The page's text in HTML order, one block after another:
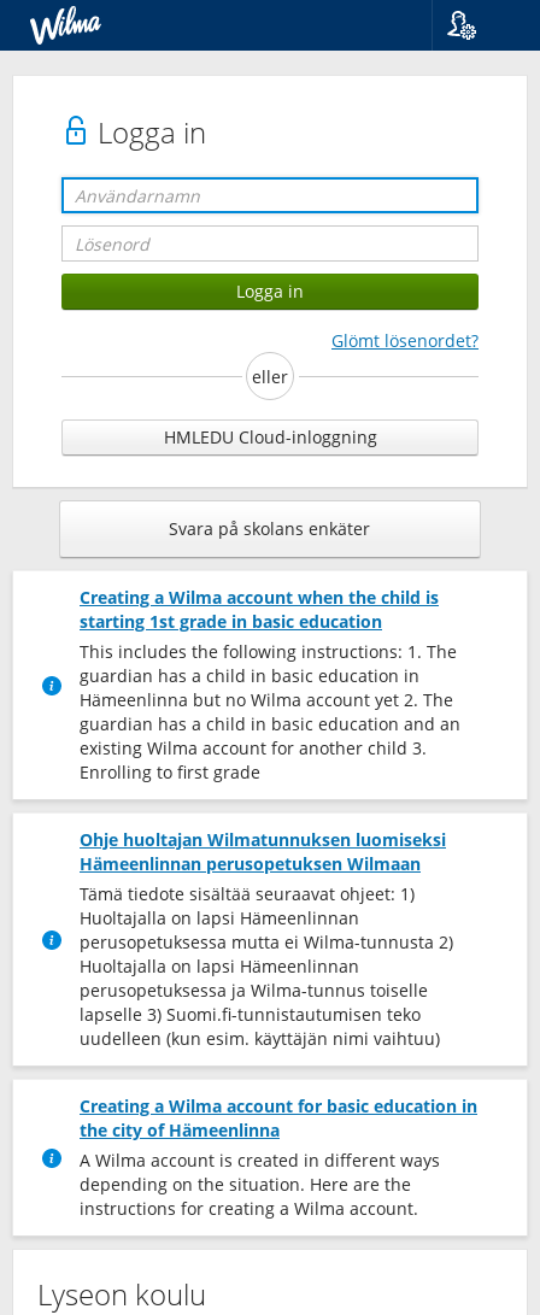
Logga in
Glömt lösenordet?
eller
HMLEDU Cloud-inloggning
Svara på skolans enkäter
Creating a Wilma account when the child is
starting 1st grade in basic education
This includes the following instructions: 1. The
guardian has a child in basic education in
Hämeenlinna but no Wilma account yet 2. The
guardian has a child in basic education and an
existing Wilma account for another child 3.
Enrolling to first grade
Ohje huoltajan Wilmatunnuksen luomiseksi
Hämeenlinnan perusopetuksen Wilmaan
Tämä tiedote sisältää seuraavat ohjeet: 1)
Huoltajalla on lapsi Hämeenlinnan
perusopetuksessa mutta ei Wilma-tunnusta 2)
Huoltajalla on lapsi Hämeenlinnan
perusopetuksessa ja Wilma-tunnus toiselle
lapselle 3) Suomi.fi-tunnistautumisen teko
uudelleen (kun esim. käyttäjän nimi vaihtuu)
Creating a Wilma account for basic education in
the city of Hämeenlinna
A Wilma account is created in different ways
depending on the situation. Here are the
instructions for creating a Wilma account.
Lyseon koulu